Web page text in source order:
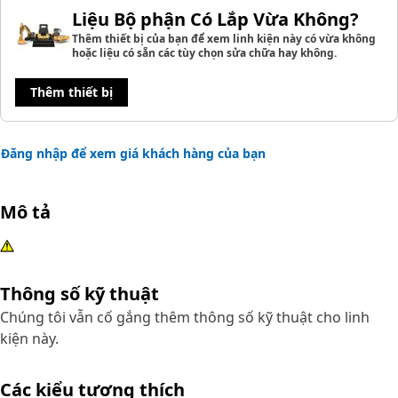
Liệu Bộ phận Có Lắp Vừa Không?
Thêm thiết bị của bạn để xem linh kiện này có vừa không
hoặc liệu có sẵn các tùy chọn sửa chữa hay không.
Thêm thiết bị
Đăng nhập để xem giá khách hàng của bạn
Mô tả
Thông số kỹ thuật
Chúng tôi vẫn cố gắng thêm thông số kỹ thuật cho linh
kiện này.
Các kiểu tương thích